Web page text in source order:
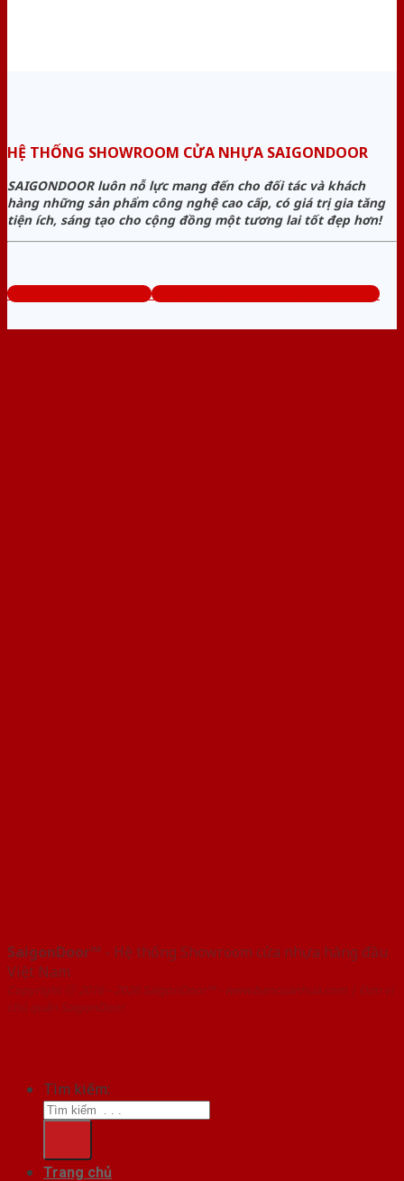
HỆ THỐNG SHOWROOM CỬA NHỰA SAIGONDOOR
SAIGONDOOR luôn nỗ lực mang đến cho đối tác và khách
hàng những sản phẩm công nghệ cao cấp, có giá trị gia tăng
tiện ích, sáng tạo cho cộng đồng một tương lai tốt đẹp hơn!
www.sieuthicuanhua.net Tổng đài tư vấn miễn phí: 0824.400.400
SaigonDoor™ - Hệ thống Showroom cửa nhựa hàng đầu
Việt Nam
Copyright ⓒ 2016 – 2026 SaigonDoor™ - www.bancuanhua.com | Đơn vị
chủ quản SaigonDoor
Tìm kiếm:
Trang chủ